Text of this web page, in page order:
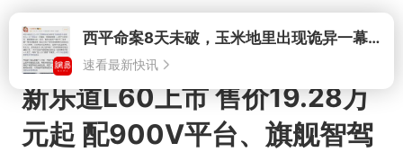
打开西平命案8天未破，玉米地里出现诡异一幕，我突然想起了欧金中
速看最新快讯
新乐道L60上市 售价19.28万
元起 配900V平台、旗舰智驾